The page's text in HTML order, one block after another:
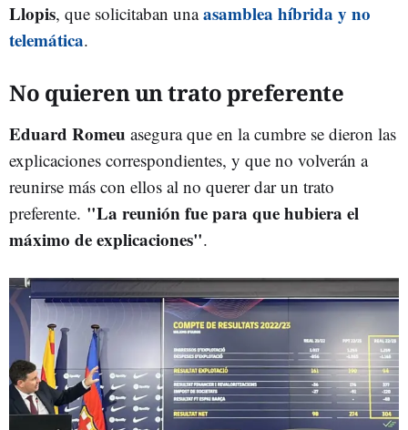
Llopis, que solicitaban unaasamblea híbrida y no
telemática.
No quieren un trato preferente
Eduard Romeu asegura que en la cumbre se dieron las
explicaciones correspondientes, y que no volverán a
reunirse más con ellos al no querer dar un trato
preferente. "La reunión fue para que hubiera el
máximo de explicaciones".